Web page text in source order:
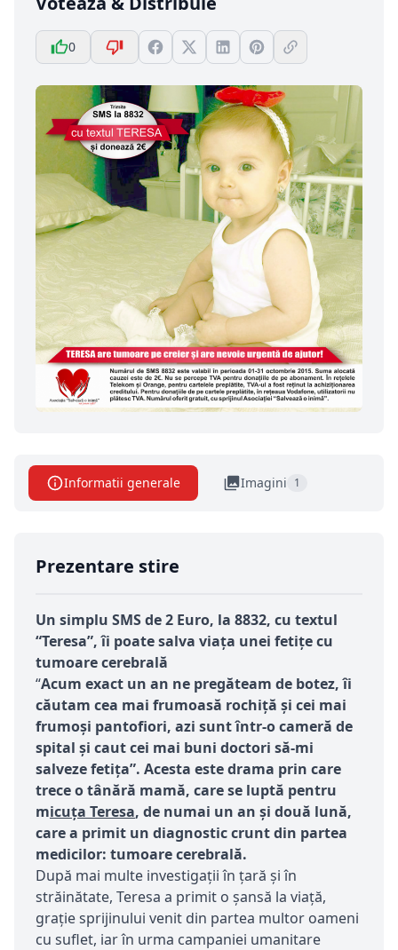
0
Informatii generale Imagini 1
Prezentare stire
Un simplu SMS de 2 Euro, la 8832, cu textul
“Teresa”, îi poate salva viața unei fetițe cu
tumoare cerebrală
“Acum exact un an ne pregăteam de botez, îi
căutam cea mai frumoasă rochiță și cei mai
frumoși pantofiori, azi sunt într-o cameră de
spital și caut cei mai buni doctori să-mi
salveze fetița”. Acesta este drama prin care
trece o tânără mamă, care se luptă pentru
micuța Teresa, de numai un an și două lună,
care a primit un diagnostic crunt din partea
medicilor: tumoare cerebrală.
După mai multe investigații în țară și în
străinătate, Teresa a primit o șansă la viață,
grație sprijinului venit din partea multor oameni
cu suflet, iar în urma campaniei umanitare